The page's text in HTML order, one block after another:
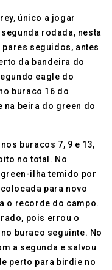
único a jogar
rodada, nesta
seguidos, antes
da bandeira do
eagle do
buraco 16 do
beira do green do
buracos 7, 9 e 13,
no total. No
ilha temido por
para novo
o recorde do campo.
pois errou o
buraco seguinte. No
a segunda e salvou
perto para birdie no